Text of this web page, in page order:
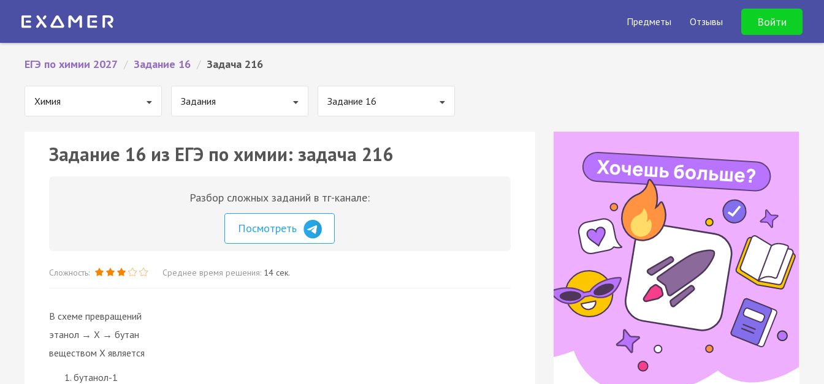
Предметы Отзывы Войти
ЕГЭ по химии 2027 / Задание 16 / Задача 216
Химия Задания Задание 16
Задание 16 из ЕГЭ по химии: задача 216
Разбор сложных заданий в тг-канале:
Посмотреть
Сложность: Среднее время решения: 14 сек.
В схеме превращений
этанол → X → бутан
веществом Х является
бутанол-1